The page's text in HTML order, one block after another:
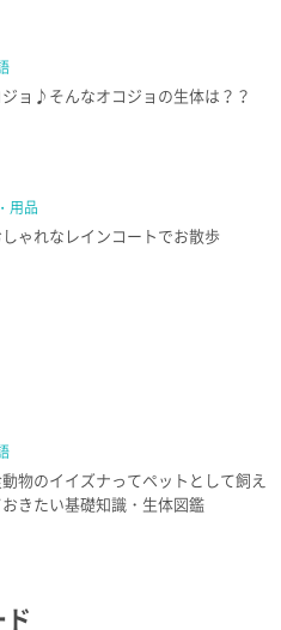
ョ♪そんなオコジョの生体は？？
用品
ゃれなレインコートでお散歩
物のイイズナってペットとして飼え
きたい基礎知識・生体図鑑